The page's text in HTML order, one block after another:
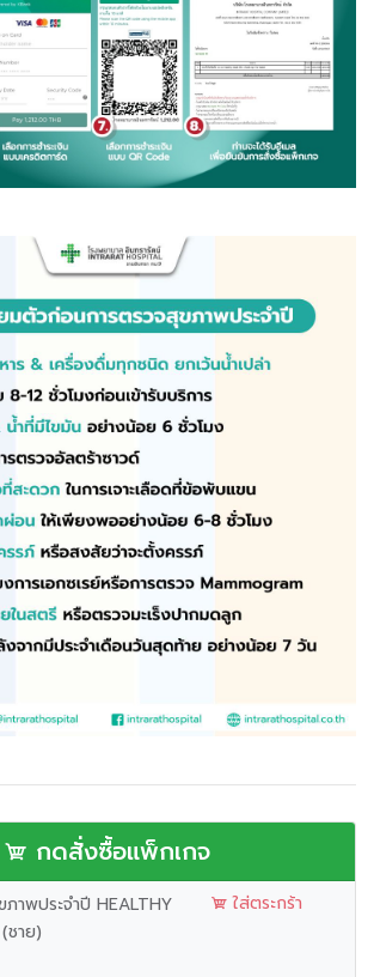
กดสั่งซื้อแพ็กเกจ
าพประจำปี HEALTHY
ชาย)
ใส่ตระกร้า